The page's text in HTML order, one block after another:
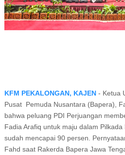
KFM PEKALONGAN, KAJEN - Ketua
Pusat Pemuda Nusantara (Bapera),
bahwa peluang PDI Perjuangan
Fadia Arafiq untuk maju dalam
sudah mencapai 90 persen.
Fahd saat Rakerda Bapera Jawa